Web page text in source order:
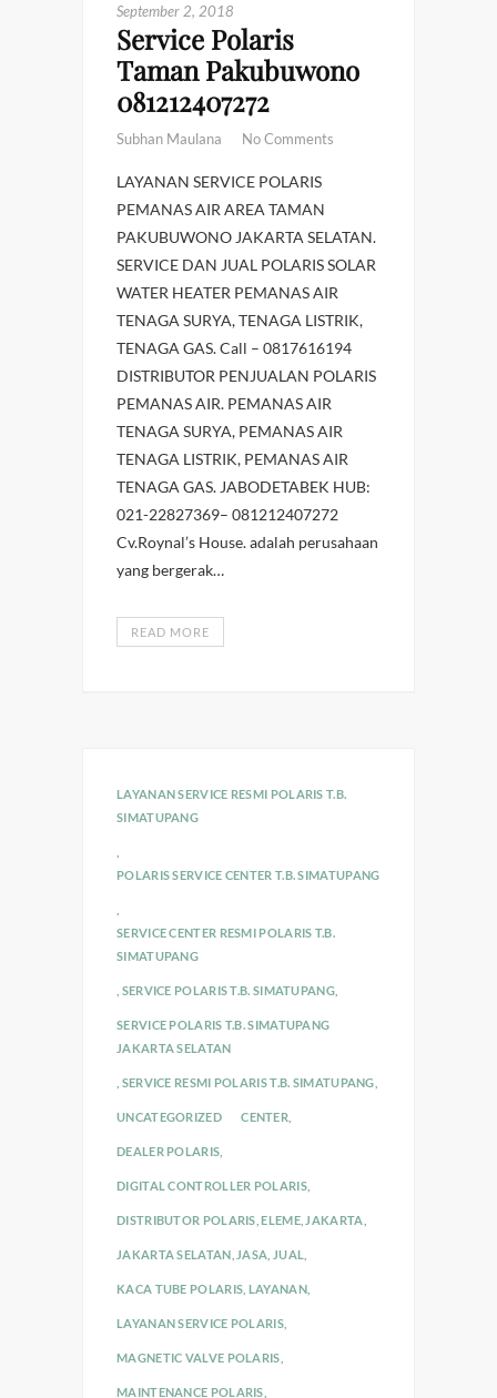
September 2, 2018
Service Polaris
Taman Pakubuwono
081212407272
Subhan Maulana No Comments
LAYANAN SERVICE POLARIS
PEMANAS AIR AREA TAMAN
PAKUBUWONO JAKARTA SELATAN.
SERVICE DAN JUAL POLARIS SOLAR
WATER HEATER PEMANAS AIR
TENAGA SURYA, TENAGA LISTRIK,
TENAGA GAS. Call – 0817616194
DISTRIBUTOR PENJUALAN POLARIS
PEMANAS AIR. PEMANAS AIR
TENAGA SURYA, PEMANAS AIR
TENAGA LISTRIK, PEMANAS AIR
TENAGA GAS. JABODETABEK HUB:
021-22827369– 081212407272
Cv.Roynal’s House. adalah perusahaan
yang bergerak…
READ MORE
LAYANAN SERVICE RESMI POLARIS T.B.
SIMATUPANG
POLARIS SERVICE CENTER T.B. SIMATUPANG
SERVICE CENTER RESMI POLARIS T.B.
SIMATUPANG
SERVICE POLARIS T.B. SIMATUPANG,
SERVICE POLARIS T.B. SIMATUPANG
JAKARTA SELATAN
SERVICE RESMI POLARIS T.B. SIMATUPANG
UNCATEGORIZED CENTER
DEALER POLARIS
DIGITAL CONTROLLER POLARIS,
DISTRIBUTOR POLARIS ,ELEME, JAKARTA
JAKARTA SELATAN JASA JUAL
KACA TUBE POLARIS LAYANAN,
LAYANAN SERVICE POLARIS,
MAGNETIC VALVE POLARIS
MAINTENANCE POLARIS